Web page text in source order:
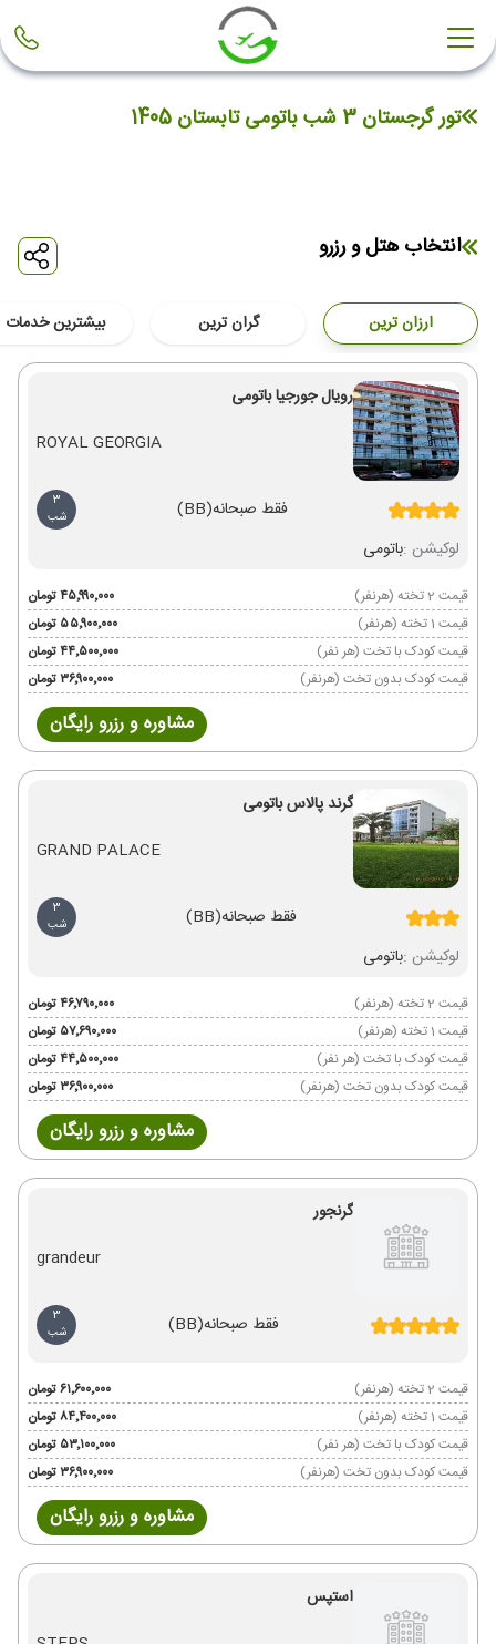
تور گرجستان 3 شب باتومی تابستان 1405
انتخاب هتل و رزرو
ارزان ترین گران ترین بیشترین خدمات
رویال جورجیا باتومی
ROYAL GEORGIA
فقط صبحانه(BB)
3
شب
لوکیشن :باتومی
قیمت 2 تخته (هرنفر)
۴۵٬۹۹۰٬۰۰۰ تومان
قیمت 1 تخته (هرنفر)
۵۵٬۹۰۰٬۰۰۰ تومان
قیمت کودک با تخت (هر نفر)
۴۴٬۵۰۰٬۰۰۰ تومان
قیمت کودک بدون تخت (هرنفر)
۳۶٬۹۰۰٬۰۰۰ تومان
مشاوره و رزرو رایگان
گرند پالاس باتومی
GRAND PALACE
فقط صبحانه(BB)
3
شب
لوکیشن :باتومی
قیمت 2 تخته (هرنفر)
۴۶٬۷۹۰٬۰۰۰ تومان
قیمت 1 تخته (هرنفر)
۵۷٬۶۹۰٬۰۰۰ تومان
قیمت کودک با تخت (هر نفر)
۴۴٬۵۰۰٬۰۰۰ تومان
قیمت کودک بدون تخت (هرنفر)
۳۶٬۹۰۰٬۰۰۰ تومان
مشاوره و رزرو رایگان
گرنجور
grandeur
فقط صبحانه(BB)
3
شب
قیمت 2 تخته (هرنفر)
۶۱٬۶۰۰٬۰۰۰ تومان
قیمت 1 تخته (هرنفر)
۸۴٬۴۰۰٬۰۰۰ تومان
قیمت کودک با تخت (هر نفر)
۵۳٬۱۰۰٬۰۰۰ تومان
قیمت کودک بدون تخت (هرنفر)
۳۶٬۹۰۰٬۰۰۰ تومان
مشاوره و رزرو رایگان
استپس